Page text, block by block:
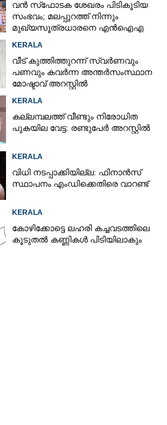
വൻ സ്‌ഫോടക ശേഖരം പിടികൂടിയ
സംഭവം; മലപ്പുറത്ത് നിന്നും
മുഖ്യസൂത്രധാരനെ എൻഐഎ
KERALA
വീട് കുത്തിത്തുറന്ന് സ്വർണവും
പണവും കവർന്ന അന്തർസംസ്ഥാന
മോഷ്ടാവ് അറസ്റ്റിൽ
KERALA
കല്ലമ്പലത്ത് വീണ്ടും നിരോധിത
പുകയില വേട്ട: രണ്ടുപേർ അറസ്റ്റിൽ
KERALA
വിധി നടപ്പാക്കിയില്ല: ഫിനാൻസ്
സ്ഥാപനം എംഡിക്കെതിരെ വാറണ്ട്
KERALA
കോഴിക്കോട്ടെ ലഹരി കച്ചവടത്തിലെ
കൂടുതൽ കണ്ണികൾ പിടിയിലാകും
Share this link